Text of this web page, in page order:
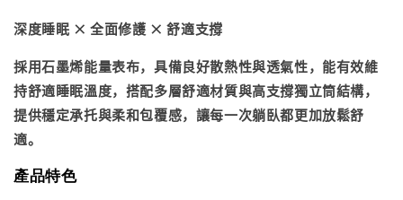
深度睡眠 × 全面修護 × 舒適支撐
採用石墨烯能量表布，具備良好散熱性與透氣性，能有效維
持舒適睡眠溫度，搭配多層舒適材質與高支撐獨立筒結構，
提供穩定承托與柔和包覆感，讓每一次躺臥都更加放鬆舒
適。
產品特色